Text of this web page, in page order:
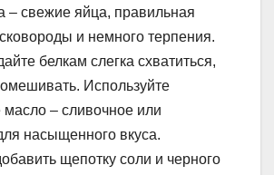
– свежие яйца, правильная
и немного терпения.
белкам слегка схватиться,
Используйте
масло – сливочное или
насыщенного вкуса.
щепотку соли и черного